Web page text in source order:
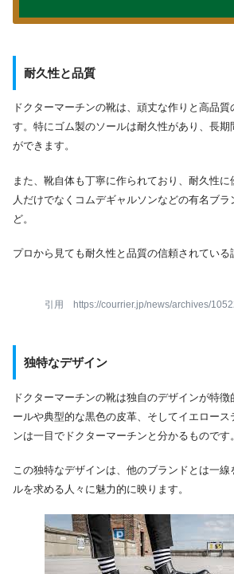
耐久性と品質
ドクターマーチンの靴は、頑丈な作りと高品質
す。特にゴム製のソールは耐久性があり、長期
ができます。
また、靴自体も丁寧に作られており、耐久性
人だけでなくコムデギャルソンなどの有名ブ
ど。
プロから見ても耐久性と品質の信頼されている
引用 https://courrier.jp/news/archives/
独特なデザイン
ドクターマーチンの靴は独自のデザインが特
ールや典型的な黒色の皮革、そしてイエロース
ンは一目でドクターマーチンと分かるものです。
この独特なデザインは、他のブランドとは一
ルを求める人々に魅力的に映ります。